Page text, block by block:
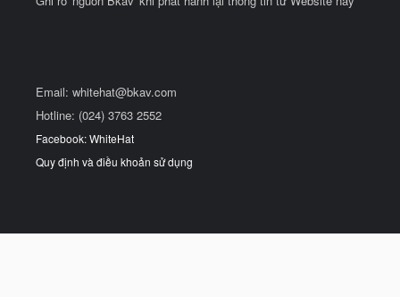
Email: whitehat@bkav.com
Hotline: (024) 3763 2552
Facebook: WhiteHat
Quy định và điều khoản sử dụng